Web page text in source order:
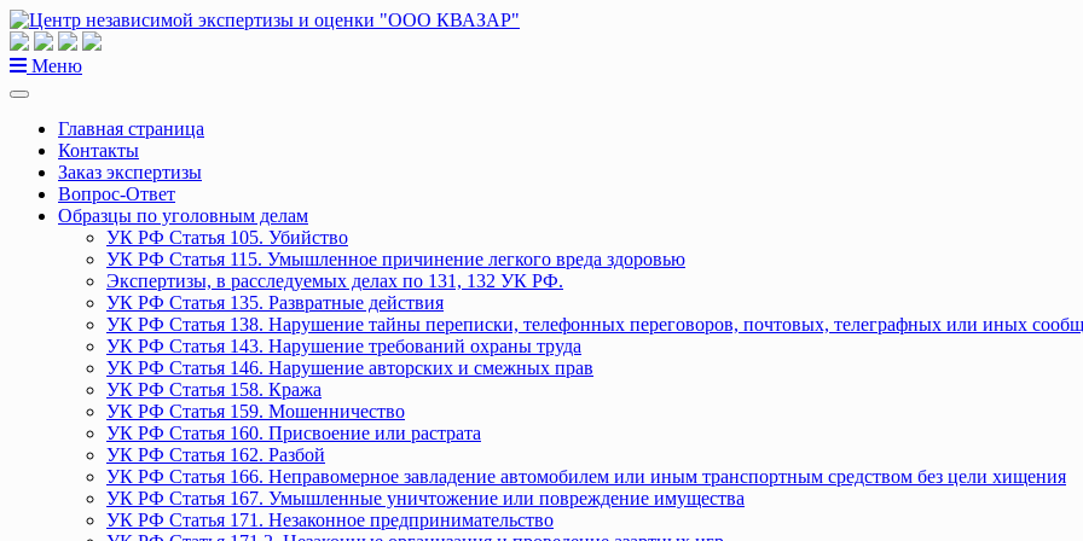
Перейти
к
содержанию
Меню
Главная страница
Контакты
Заказ экспертизы
Вопрос-Ответ
Образцы по уголовным делам
УК РФ Статья 105. Убийство
УК РФ Статья 115. Умышленное причинение легкого вреда здоровью
Экспертизы, в расследуемых делах по 131, 132 УК РФ.
УК РФ Статья 135. Развратные действия
УК РФ Статья 138. Нарушение тайны переписки, телефонных переговоров, почтовых, телеграфных или иных
УК РФ Статья 143. Нарушение требований охраны труда
УК РФ Статья 146. Нарушение авторских и смежных прав
УК РФ Статья 158. Кража
УК РФ Статья 159. Мошенничество
УК РФ Статья 160. Присвоение или растрата
УК РФ Статья 162. Разбой
УК РФ Статья 166. Неправомерное завладение автомобилем или иным транспортным средством без цели хищения
УК РФ Статья 167. Умышленные уничтожение или повреждение имущества
УК РФ Статья 171. Незаконное предпринимательство